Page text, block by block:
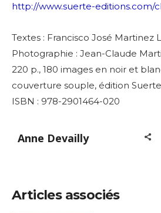
http://www.suerte-editions.com/
Textes : Francisco José Martinez
Photographie : Jean-Claude
220 p., 180 images en noir et
couverture souple, édition
ISBN : 978-2901464-020
Anne Devailly
Articles associés